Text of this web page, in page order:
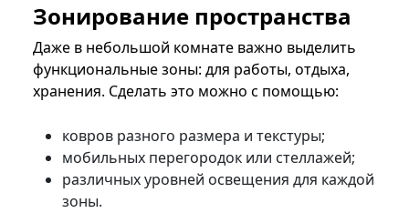
Зонирование пространства
Даже в небольшой комнате важно выделить
функциональные зоны: для работы, отдыха,
хранения. Сделать это можно с помощью:
ковров разного размера и текстуры;
мобильных перегородок или стеллажей;
различных уровней освещения для каждой
зоны.